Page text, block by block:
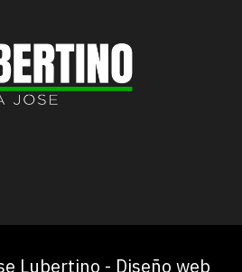
Lubertino - Diseño web